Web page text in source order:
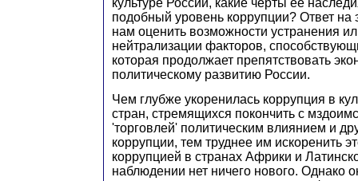
культуре России, какие черты ее
подобный уровень коррупции? Ответ на
нам оценить возможности устранения
нейтрализации факторов,
которая продолжает препятствовать
политическому развитию России.
Чем глубже укоренилась коррупция в
стран, стремящихся покончить с
'торговлей' политическим влиянием и
коррупции, тем труднее им искоренить
коррупцией в странах Африки и
наблюдении нет ничего нового. Однако